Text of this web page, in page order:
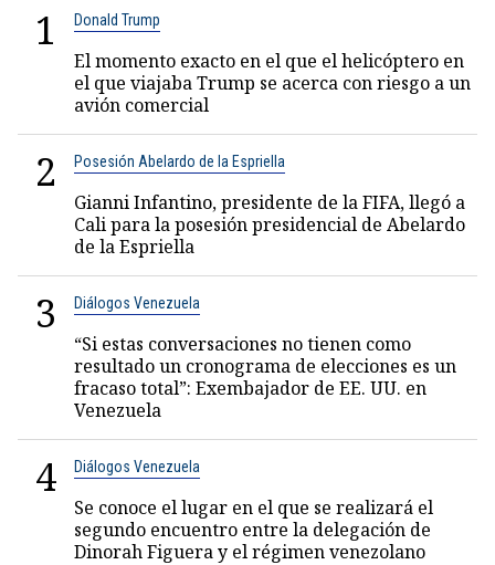
1 Donald Trump
El momento exacto en el que el helicóptero en
el que viajaba Trump se acerca con riesgo a un
avión comercial
2 Posesión Abelardo de la Espriella
Gianni Infantino, presidente de la FIFA, llegó a
Cali para la posesión presidencial de Abelardo
de la Espriella
3 Diálogos Venezuela
“Si estas conversaciones no tienen como
resultado un cronograma de elecciones es un
fracaso total”: Exembajador de EE. UU. en
Venezuela
4 Diálogos Venezuela
Se conoce el lugar en el que se realizará el
segundo encuentro entre la delegación de
Dinorah Figuera y el régimen venezolano